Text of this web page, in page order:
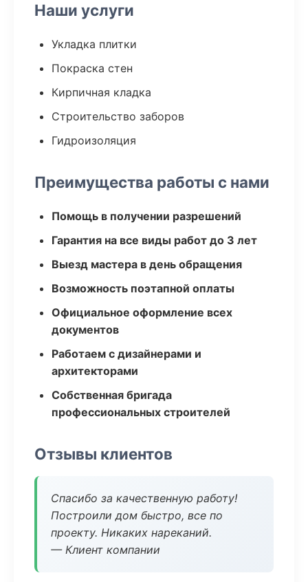
Наши услуги
Укладка плитки
Покраска стен
Кирпичная кладка
Строительство заборов
Гидроизоляция
Преимущества работы с нами
Помощь в получении разрешений
Гарантия на все виды работ до 3 лет
Выезд мастера в день обращения
Возможность поэтапной оплаты
Официальное оформление всех
документов
Работаем с дизайнерами и
архитекторами
Собственная бригада
профессиональных строителей
Отзывы клиентов
Спасибо за качественную работу!
Построили дом быстро, все по
проекту. Никаких нареканий.
— Клиент компании